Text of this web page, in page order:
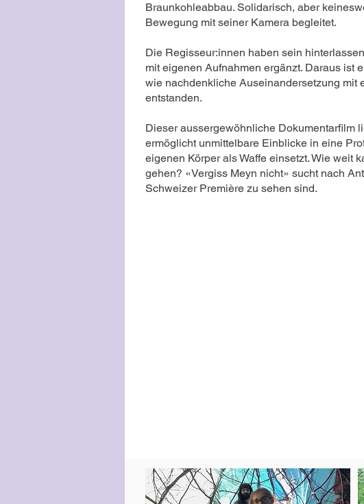
Braunkohleabbau. Solidarisch, aber
Bewegung mit seiner Kamera begleitet.
Die Regisseur:innen haben sein
mit eigenen Aufnahmen ergänzt. Daraus ist
wie nachdenkliche Auseinandersetzung mit
entstanden.
Dieser aussergewöhnliche Dokumentarfilm
ermöglicht unmittelbare Einblicke in eine
eigenen Körper als Waffe einsetzt. Wie weit
gehen? «Vergiss Meyn nicht» sucht nach
Schweizer Première zu sehen sind.